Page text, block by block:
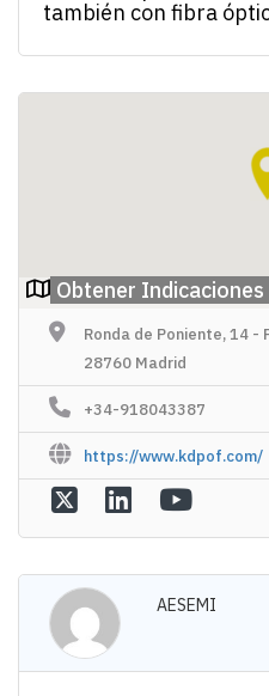
también con fibra
Obtener Indicaciones
Ronda de Poniente, 14 -
28760 Madrid
+34-918043387
https://www.kdpof.com/
AESEMI